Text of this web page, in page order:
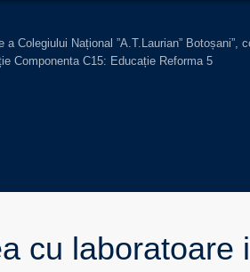
Colegiului Național ”A.T.Laurian”
Componenta C15: Educație Reforma 5
cu